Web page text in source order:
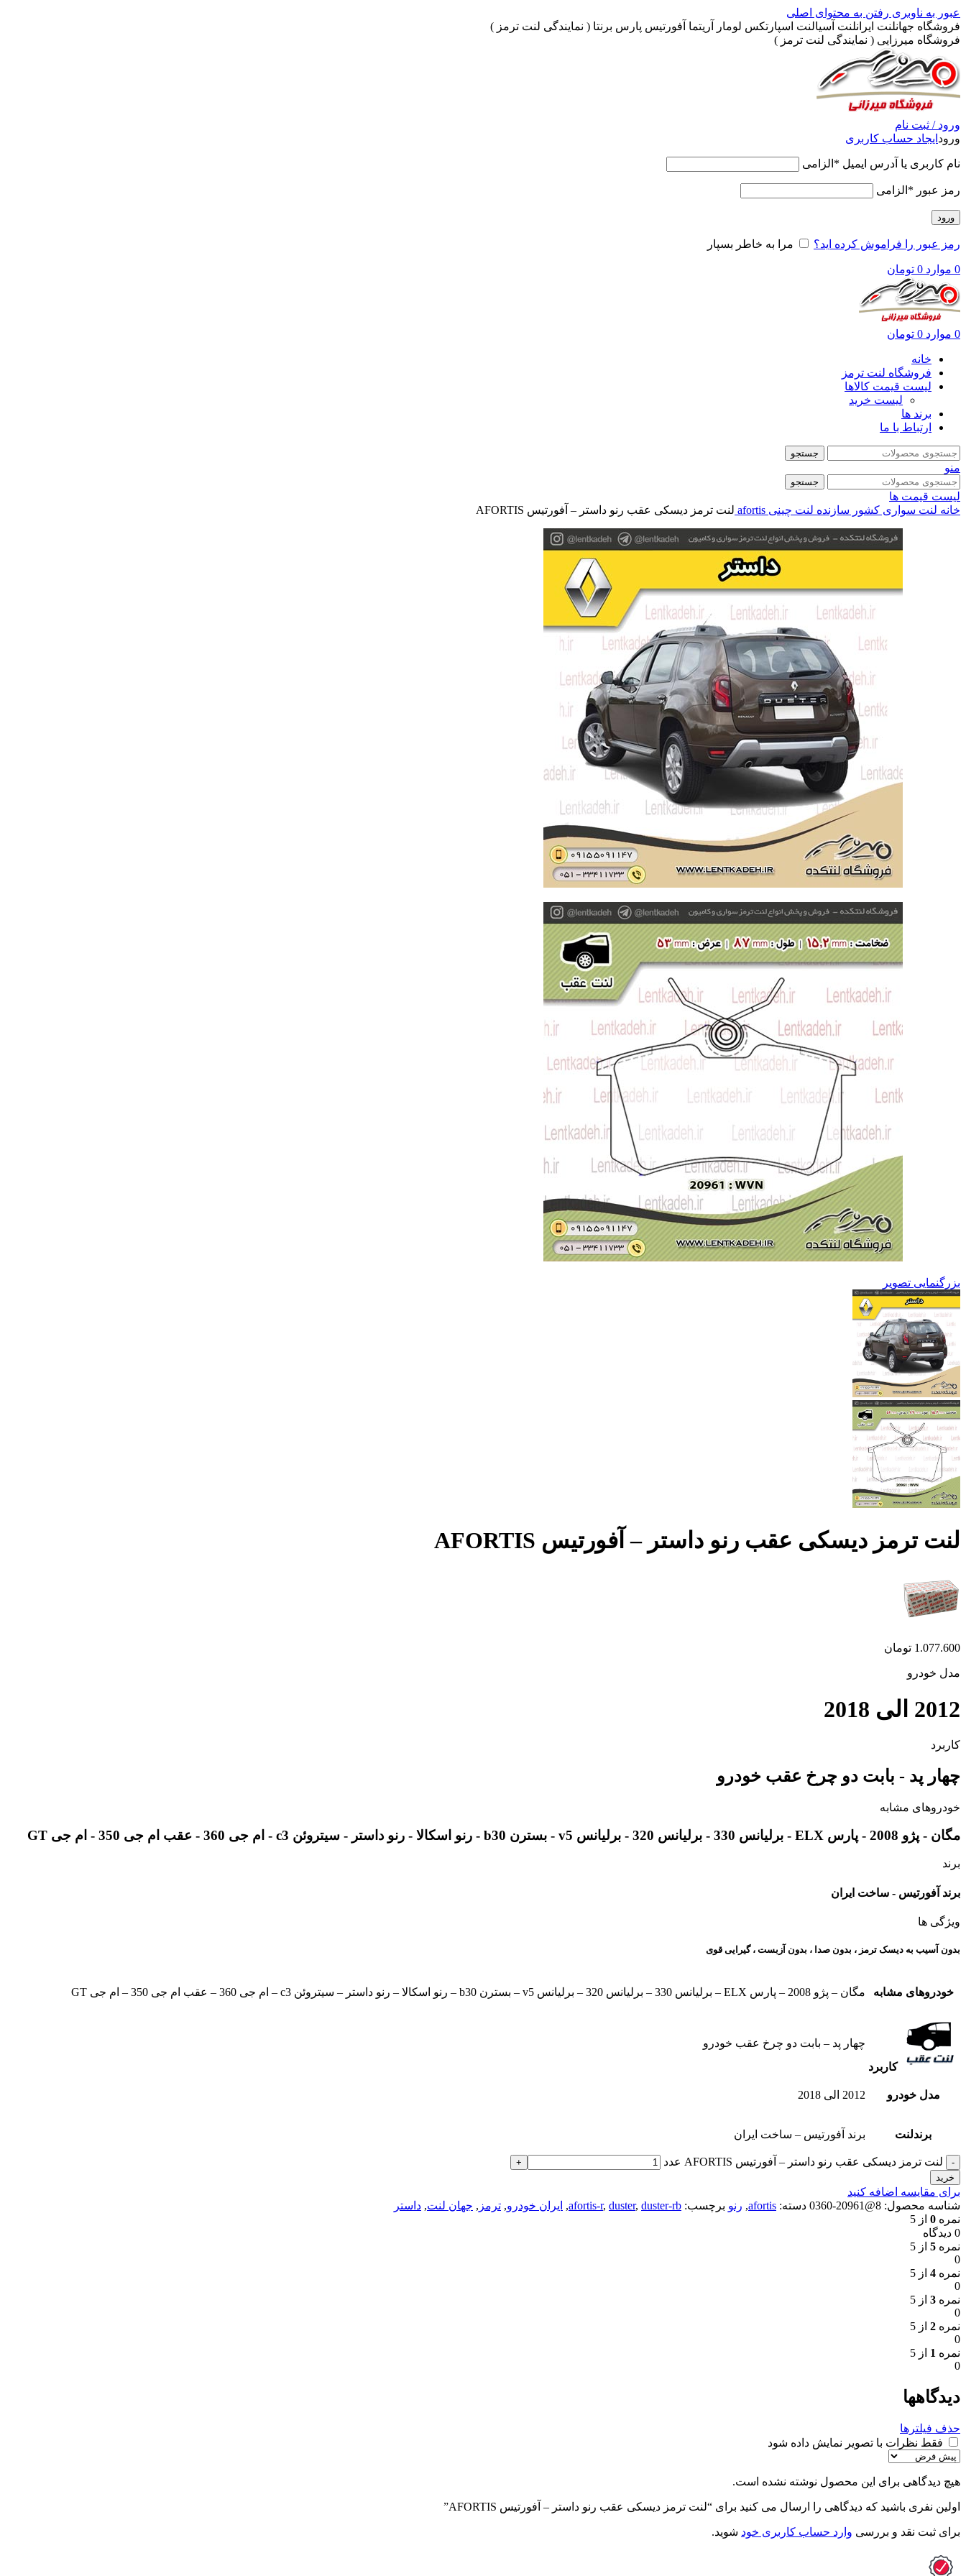
عبور به ناوبری رفتن به محتوای اصلی
فروشگاه جهانلنت ایرانلنت آسیالنت اسپارتکس لومار آریتما آفورتیس پارس برنتا ( نمایندگی لنت ترمز )
فروشگاه میرزایی ( نمایندگی لنت ترمز )
ورود / ثبت نام
ورود ایجاد حساب کاربری
نام کاربری یا آدرس ایمیل * الزامی
رمز عبور * الزامی
ورود
رمز عبور را فراموش کرده اید؟ مرا به خاطر بسپار
0 موارد 0 تومان
0 موارد 0 تومان
خانه
فروشگاه لنت ترمز
لیست قیمت کالاها
لیست خرید
برند ها
ارتباط با ما
جستجو
منو
جستجو
لیست قیمت ها
خانه لنت سواری کشور سازنده لنت چینی afortis لنت ترمز دیسکی عقب رنو داستر – آفورتیس AFORTIS
بزرگنمایی تصویر
لنت ترمز دیسکی عقب رنو داستر – آفورتیس AFORTIS
1.077.600 تومان
مدل خودرو
2012 الی 2018
کاربرد
چهار پد - بابت دو چرخ عقب خودرو
خودروهای مشابه
مگان - پژو 2008 - پارس ELX - برلیانس 330 - برلیانس 320 - برلیانس v5 - بسترن b30 - رنو اسکالا - رنو داستر - سیتروئن c3 - ام جی 360 - عقب ام جی 350 - ام جی GT
برند
برند آفورتیس - ساخت ایران
ویژگی ها
بدون آسیب به دیسک ترمز ، بدون صدا ، بدون آزبست ، گیرایی قوی​
خودروهای مشابه مگان – پژو 2008 – پارس ELX – برلیانس 330 – برلیانس 320 – برلیانس v5 – بسترن b30 – رنو اسکالا – رنو داستر – سیتروئن c3 – ام جی 360 – عقب ام جی 350 – ام جی GT
کاربرد
چهار پد – بابت دو چرخ عقب خودرو
مدل خودرو 2012 الی 2018
برندلنت برند آفورتیس – ساخت ایران
لنت ترمز دیسکی عقب رنو داستر – آفورتیس AFORTIS عدد
خرید
برای مقایسه اضافه کنید
شناسه محصول: 8@20961-0360 دسته: afortis
, رنو برچسب: afortis-r, duster, duster-rb
, ایران خودرو, ترمز , جهان لنت, داستر
نمره 0 از 5
0 دیدگاه
نمره 5 از 5
0
نمره 4 از 5
0
نمره 3 از 5
0
نمره 2 از 5
0
نمره 1 از 5
0
دیدگاهها
حذف فیلترها
فقط نظرات با تصویر نمایش داده شود
هیچ دیدگاهی برای این محصول نوشته نشده است.
اولین نفری باشید که دیدگاهی را ارسال می کنید برای “لنت ترمز دیسکی عقب رنو داستر – آفورتیس AFORTIS”
برای ثبت نقد و بررسی وارد حساب کاربری خود شوید.